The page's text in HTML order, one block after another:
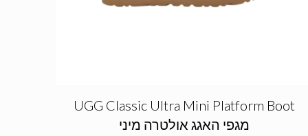
UGG Classic Ultra Mini Platform Boot
מגפי האגג אולטרה מיני